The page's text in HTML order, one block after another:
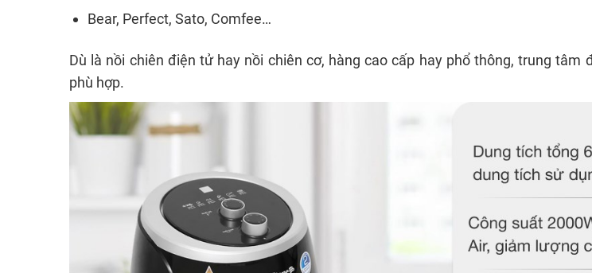
Bear, Perfect, Sato, Comfee…
Dù là nồi chiên điện tử hay nồi chiên cơ, hàng cao cấp hay phổ thông, trung tâm
phù hợp.